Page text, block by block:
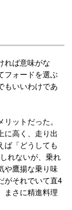
れば意味がな
フォードを選ぶ
もいいわけであ
ットだった。
に高く、走り出
ば「どうしても
れないが、乗れ
や鷹揚な乗り味
がそれでいて直4
まさに精進料理